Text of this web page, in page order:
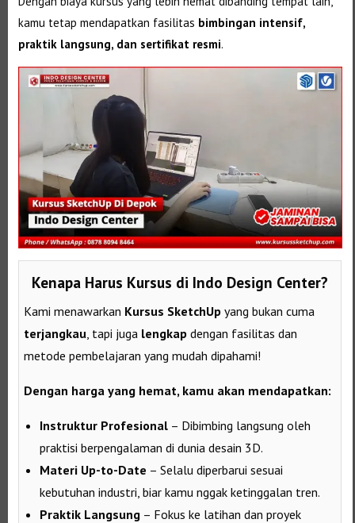
kamu tetap mendapatkan fasilitas bimbingan intensif,
praktik langsung, dan sertifikat resmi.
Kenapa Harus Kursus di Indo Design Center?
Kami menawarkan Kursus SketchUp yang bukan cuma
terjangkau , tapi juga lengkapdengan fasilitas dan
metode pembelajaran yang mudah dipahami!
Dengan harga yang hemat, kamu akan mendapatkan:
Instruktur Profesional – Dibimbing langsung oleh
praktisi berpengalaman di dunia desain 3D.
Materi Up-to-Date – Selalu diperbarui sesuai
kebutuhan industri, biar kamu nggak ketinggalan tren.
Praktik Langsung – Fokus ke latihan dan proyek